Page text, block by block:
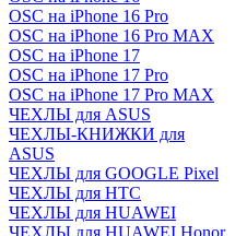
OSC на iPhone 16 Pro
OSC на iPhone 16 Pro MAX
OSC на iPhone 17
OSC на iPhone 17 Pro
OSC на iPhone 17 Pro MAX
ЧЕХЛЫ для ASUS
ЧЕХЛЫ-КНИЖКИ для
ASUS
ЧЕХЛЫ для GOOGLE Pixel
ЧЕХЛЫ для HTC
ЧЕХЛЫ для HUAWEI
ЧЕХЛЫ для HUAWEI Honor